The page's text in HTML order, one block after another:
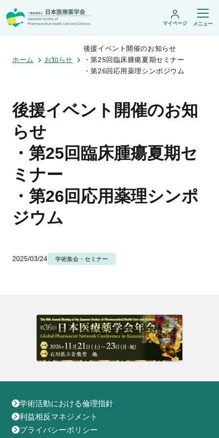
会頭挨拶
設立趣旨・活動概要
沿革・あゆみ
組織・名簿
委員会
規程・細則
情報公開
学会概要
薬剤師業務に関する情報提供
学術集会・セミナー
開催予定のイベント一覧
年会
医療薬学公開シンポジウム
フレッシャーズ・カンファランス
臨床研究セミナー
薬物療法集中講義
がん専門薬剤師集中教育講座
がん専門薬剤師全体会議
がん専門薬剤師アドバンスト研修会
症例関連セミナー
その他の主催イベント
学術誌・書籍
医療薬学
JPHCS（英文誌）
出版書籍
専門薬剤師制度
専門薬剤師制度トップ
医療薬学専門薬剤師制度
がん専門薬剤師制度
薬物療法専門薬剤師制度
地域薬学ケア専門薬剤師制度
調査研究・学会賞・海外研修
調査研究
学会賞他団体との連携協力
連携協力団体からのお知らせ
会員限定情報
マイページ メニュー
ホーム お知らせ
後援イベント開催のお知らせ
・第25回臨床腫瘍夏期セミナー
・第26回応用薬理シンポジウム
後援イベント開催のお知
らせ
・第25回臨床腫瘍夏期セ
ミナー
・第26回応用薬理シンポ
ジウム
2025/03/24 学術集会・セミナー
学術活動における倫理指針
利益相反マネジメント
プライバシーポリシー